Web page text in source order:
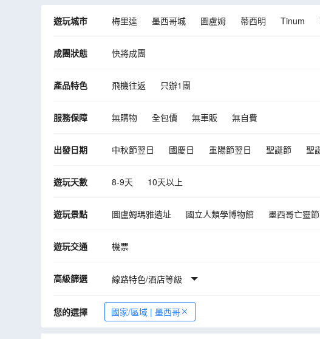
遊玩城市 梅里達 墨西哥城 圖盧姆 蒂西明 Tinum
成團狀態 快將成團
產品特色 飛機往返 只辦1團
服務保障 無購物 全包價 無車販 無自費
出發日期 中秋節翌日 國慶日 重陽節翌日 聖誕節 聖
遊玩天數 8-9天 10天以上
遊玩景點 圖盧姆瑪雅遺址 國立人類學博物館 墨西哥亡靈節
遊玩交通 機票
高級篩選 線路特色/酒店等級
您的選擇 國家/區域 | 墨西哥